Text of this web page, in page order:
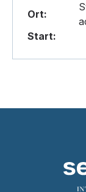
Ort:
Start: